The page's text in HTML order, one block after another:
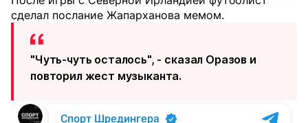
сделал послание Жапарханова мемом.
"Чуть-чуть осталось", - сказал Оразов и
повторил жест музыканта.